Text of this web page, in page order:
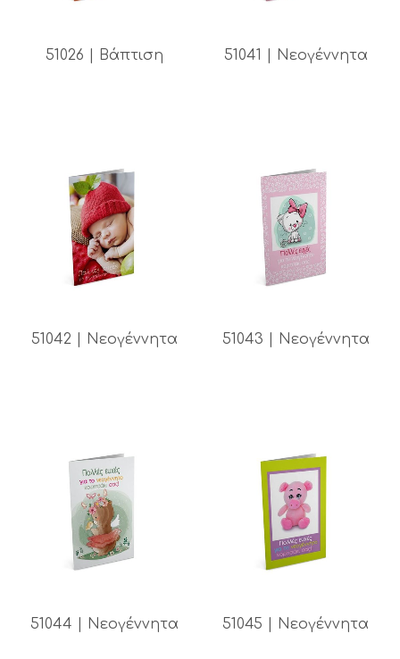
51026 | Βάπτιση 51041 | Νεογέννητα
51042 | Νεογέννητα 51043 | Νεογέννητα
51044 | Νεογέννητα 51045 | Νεογέννητα